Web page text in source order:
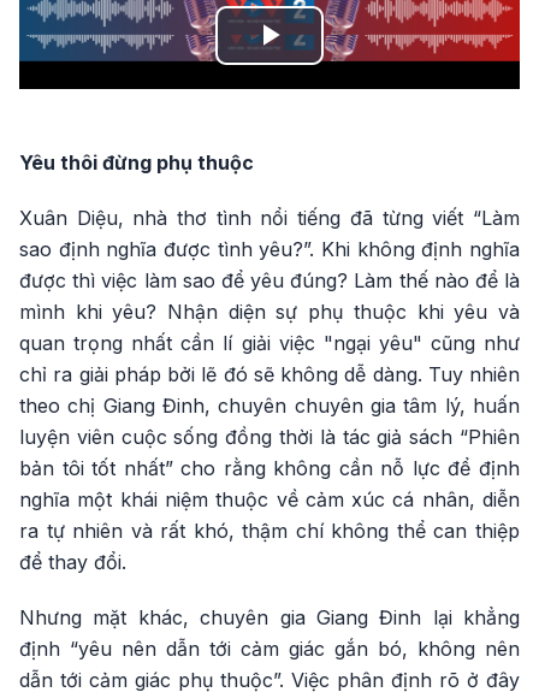
Play
Yêu thôi đừng phụ thuộc
Xuân Diệu, nhà thơ tình nổi tiếng đã từng viết “Làm
sao định nghĩa được tình yêu?”. Khi không định nghĩa
được thì việc làm sao để yêu đúng? Làm thế nào để là
mình khi yêu? Nhận diện sự phụ thuộc khi yêu và
quan trọng nhất cần lí giải việc "ngại yêu" cũng như
chỉ ra giải pháp bởi lẽ đó sẽ không dễ dàng. Tuy nhiên
theo chị Giang Đinh, chuyên chuyên gia tâm lý, huấn
luyện viên cuộc sống đồng thời là tác giả sách “Phiên
bản tôi tốt nhất” cho rằng không cần nỗ lực để định
nghĩa một khái niệm thuộc về cảm xúc cá nhân, diễn
ra tự nhiên và rất khó, thậm chí không thể can thiệp
để thay đổi.
Nhưng mặt khác, chuyên gia Giang Đinh lại khẳng
định “yêu nên dẫn tới cảm giác gắn bó, không nên
dẫn tới cảm giác phụ thuộc”. Việc phân định rõ ở đây